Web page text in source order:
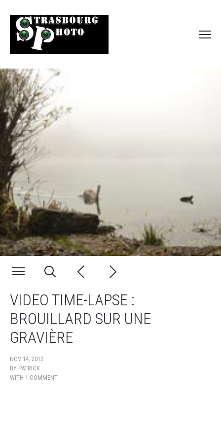
VIDEO TIME-LAPSE :
BROUILLARD SUR UNE
GRAVIÈRE
NOV 14, 2012
BY PATRICK
WITH 1 COMMENT